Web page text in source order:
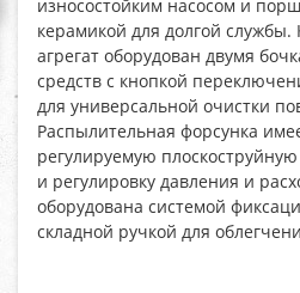
износостойким насосом и
керамикой для долгой службы.
агрегат оборудован двумя
средств с кнопкой
для универсальной очистки
Распылительная форсунка
регулируемую плоскоструйную
и регулировку давления и
оборудована системой
складной ручкой для